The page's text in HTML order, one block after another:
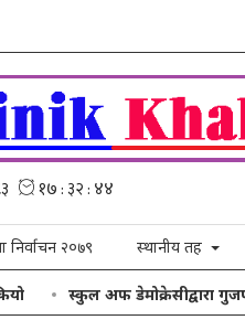
निर्वाचन २०७९ स्थानीय तह
डेमोक्रेसीद्वारा गुजर्पा विद्यालयका